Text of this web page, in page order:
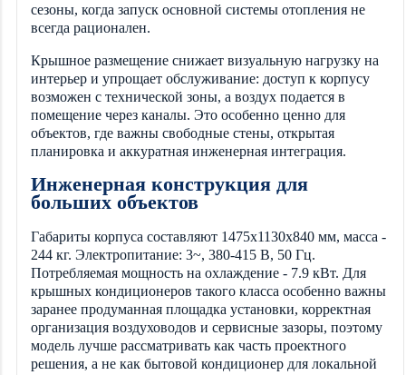
сезоны, когда запуск основной системы отопления не
всегда рационален.
Крышное размещение снижает визуальную нагрузку на
интерьер и упрощает обслуживание: доступ к корпусу
возможен с технической зоны, а воздух подается в
помещение через каналы. Это особенно ценно для
объектов, где важны свободные стены, открытая
планировка и аккуратная инженерная интеграция.
Инженерная конструкция для
больших объектов
Габариты корпуса составляют 1475x1130x840 мм, масса -
244 кг. Электропитание: 3~, 380-415 В, 50 Гц.
Потребляемая мощность на охлаждение - 7.9 кВт. Для
крышных кондиционеров такого класса особенно важны
заранее продуманная площадка установки, корректная
организация воздуховодов и сервисные зазоры, поэтому
модель лучше рассматривать как часть проектного
решения, а не как бытовой кондиционер для локальной